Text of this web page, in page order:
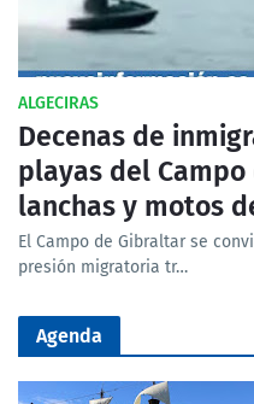
ALGECIRAS
Decenas de
playas del
lanchas y motos
El Campo de Gibraltar se
presión migratoria tr…
Agenda